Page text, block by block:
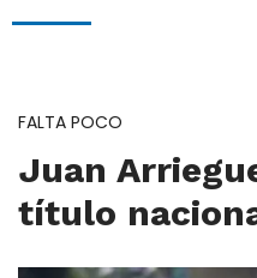
FALTA POCO
Juan
título